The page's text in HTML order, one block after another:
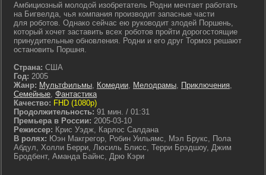
Амбициозный молодой изобретатель Родни мечтает работать
на Бигвелда, чья компания производит запасные части
для роботов. Однако сейчас ею руководит злодей Поршень,
который хочет заставить всех роботов пройти дорогостоящие
принудительные обновления. Родни и его друг Тормоз решают
остановить Поршня.
Страна: США
Год: 2005
Жанр: Мультфильмы, Комедии, Мелодрамы, Приключения,
Семейные, Фантастика
Качество: FHD (1080p)
Продолжительность: 91 мин. / 01:31
Премьера в России: 2005-03-10
Режиссер: Крис Уэдж, Карлос Салдана
В ролях: Юэн Макгрегор, Робин Уильямс, Мэл Брукс, Пола
Абдул, Холли Берри, Люсиль Блисс, Терри Брэдшоу, Джим
Бродбент, Аманда Байнс, Дрю Кэри